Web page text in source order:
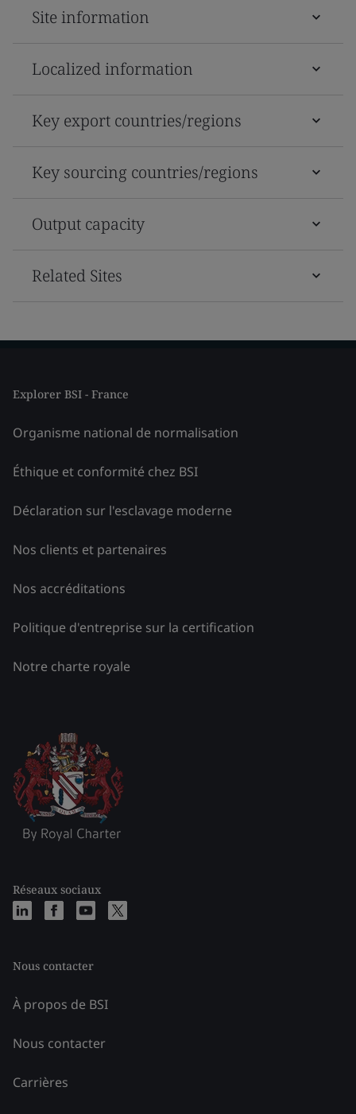
Site information
Localized information
Key export countries/regions
Key sourcing countries/regions
Output capacity
Related Sites
Explorer BSI - France
Organisme national de normalisation
Éthique et conformité chez BSI
Déclaration sur l'esclavage moderne
Nos clients et partenaires
Nos accréditations
Politique d'entreprise sur la certification
Notre charte royale
Réseaux sociaux
Nous contacter
À propos de BSI
Nous contacter
Carrières